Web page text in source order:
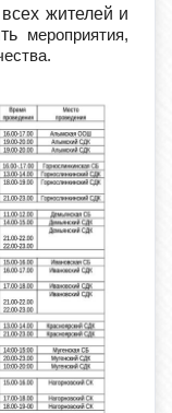
жителей и
мероприятия,